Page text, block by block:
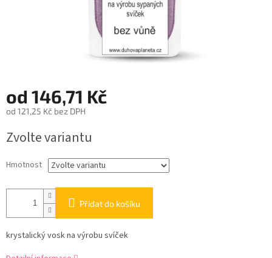
od 146,71 Kč
od 121,25 Kč bez DPH
cena:
Zvolte variantu
Hmotnost
Přidat do košíku
krystalický vosk na výrobu svíček